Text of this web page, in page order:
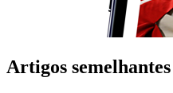
Artigos semelhantes